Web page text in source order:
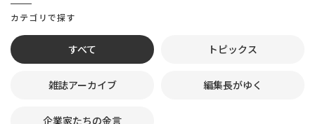
カテゴリで探す
すべて トピックス
雑誌アーカイブ 編集長がゆく
企業家たちの金言